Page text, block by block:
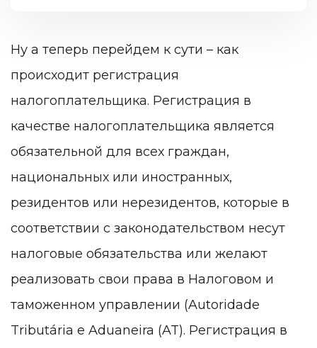
Ну а теперь перейдем к сути – как
происходит регистрация
налогоплательщика. Регистрация в
качестве налогоплательщика является
обязательной для всех граждан,
национальных или иностранных,
резидентов или нерезидентов, которые в
соответствии с законодательством несут
налоговые обязательства или желают
реализовать свои права в Налоговом и
таможенном управлении (Autoridade
Tributária e Aduaneira (AT). Регистрация в